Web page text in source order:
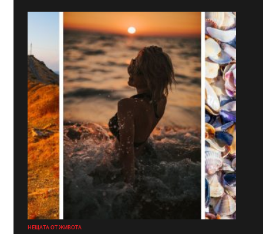
НЕЩАТА ОТ ЖИВОТА